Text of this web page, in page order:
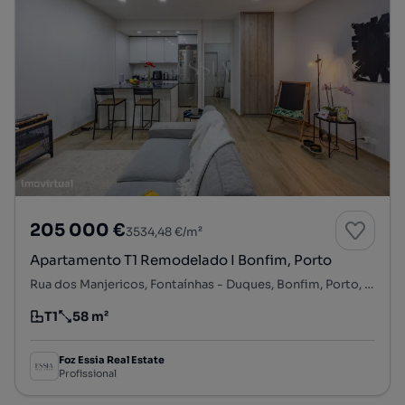
205 000 €3534,48 €/m²
Apartamento T1 Remodelado I Bonfim, Porto
Rua dos Manjericos, Fontaínhas - Duques, Bonfim, Porto, Porto
Tipologia
T1
Preço por metro quadrado
58 m²
Foz Essia Real Estate
Profissional